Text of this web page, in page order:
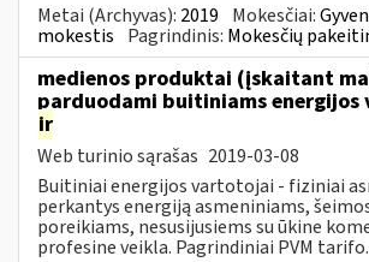
Metai (Archyvas): 2019 Mokesčiai:
mokestis Pagrindinis: Mokesčių
medienos produktai (įskaitant
parduodami buitiniams
ir
Web turinio sąrašas 2019-03-08
Buitiniai energijos vartotojai - fiziniai
perkantys energiją asmeniniams,
poreikiams, nesusijusiems su ūkine
profesine veikla. Pagrindiniai PVM